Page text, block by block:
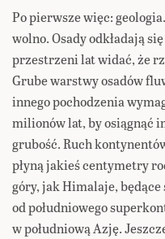
Po pierwsze więc:
wolno. Osady odkładają
przestrzeni lat widać, że
Grube warstwy osadów
innego pochodzenia
milionów lat, by osiągnąć
grubość. Ruch
płyną jakieś centymetry
góry, jak Himalaje,
od południowego
w południową Azję.